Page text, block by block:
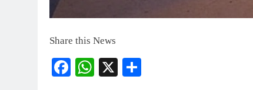
Share this News
Facebook
WhatsApp
X